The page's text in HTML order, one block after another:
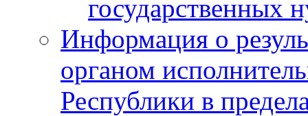
государственных
Информация о
органом
Республики в